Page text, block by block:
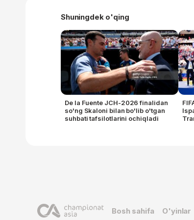
Shuningdek o'qing
De la Fuente JCH-2026 finalidan
so'ng Skaloni bilan bo'lib o'tgan
suhbati tafsilotlarini ochiqladi
Bosh sahifa O'yinlar